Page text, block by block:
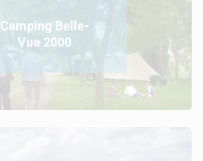
Camping Belle-
Vue 2000